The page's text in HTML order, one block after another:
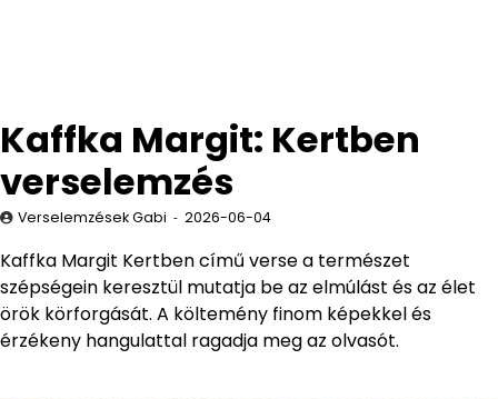
Kaffka Margit: Kertben
verselemzés
Verselemzések Gabi 2026-06-04
Kaffka Margit Kertben című verse a természet
szépségein keresztül mutatja be az elmúlást és az élet
örök körforgását. A költemény finom képekkel és
érzékeny hangulattal ragadja meg az olvasót.